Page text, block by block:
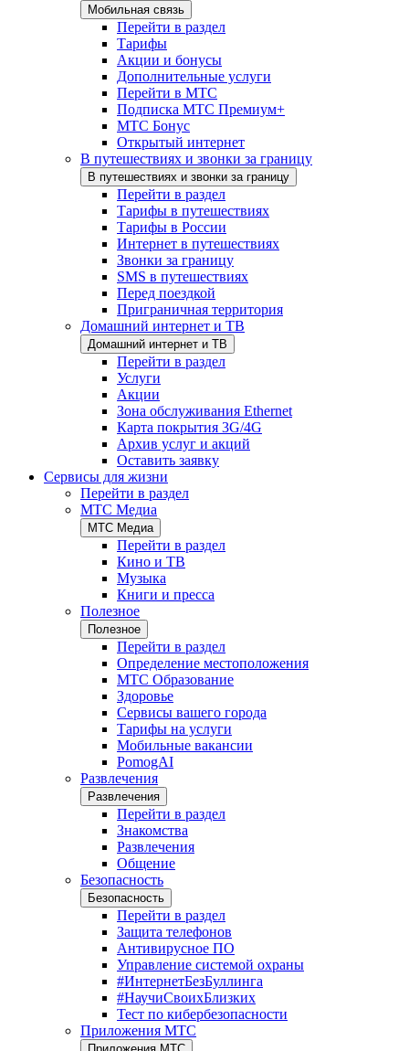
Мобильная связь
Перейти в раздел
Тарифы
Акции и бонусы
Дополнительные услуги
Перейти в МТС
Подписка МТС Премиум+
МТС Бонус
Открытый интернет
В путешествиях и звонки за границу
В путешествиях и звонки за границу
Перейти в раздел
Тарифы в путешествиях
Тарифы в России
Интернет в путешествиях
Звонки за границу
SMS в путешествиях
Перед поездкой
Приграничная территория
Домашний интернет и ТВ
Домашний интернет и ТВ
Перейти в раздел
Услуги
Акции
Зона обслуживания Ethernet
Карта покрытия 3G/4G
Архив услуг и акций
Оставить заявку
Сервисы для жизни
Перейти в раздел
МТС Медиа
МТС Медиа
Перейти в раздел
Кино и ТВ
Музыка
Книги и пресса
Полезное
Полезное
Перейти в раздел
Определение местоположения
МТС Образование
Здоровье
Сервисы вашего города
Тарифы на услуги
Мобильные вакансии
PomogAI
Развлечения
Развлечения
Перейти в раздел
Знакомства
Развлечения
Общение
Безопасность
Безопасность
Перейти в раздел
Защита телефонов
Антивирусное ПО
Управление системой охраны
#ИнтернетБезБуллинга
#НаучиСвоихБлизких
Тест по кибербезопасности
Приложения МТС